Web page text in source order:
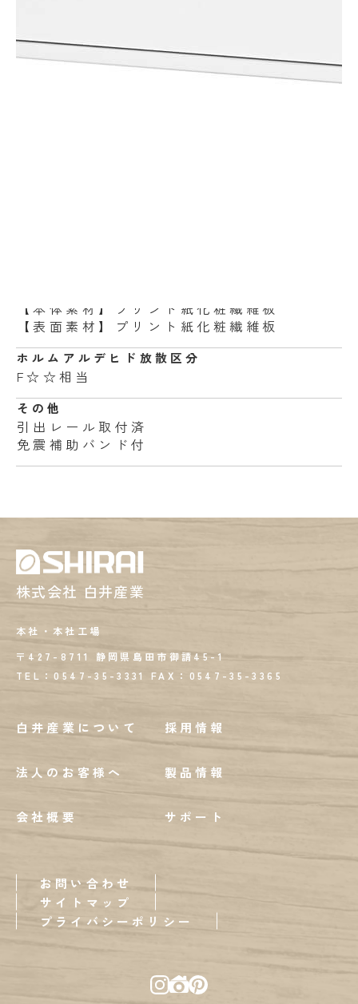
シリーズ
マミハピ
【本体素材】プリント紙化粧繊維板
【表面素材】プリント紙化粧繊維板
ホルムアルデヒド 放散区分
F☆☆相当
その他
引出レール取付済
免震補助バンド付
株式会社 白井産業
本社・本社工場
〒427-8711 静岡県島田市御請45-1
TEL：0547-35-3331
FAX： 0547-35-3365
白井産業について
法人のお客様へ
会社概要
採用情報
製品情報
サポート
お問い合わせ
サイトマップ
プライバシーポリシー